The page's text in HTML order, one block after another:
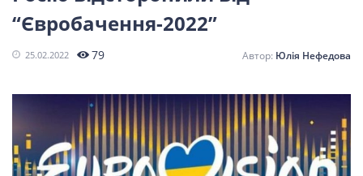
НОВИНИ УКРАЇНИ
Одеса
“Євробачення-2022”
25.02.2022 79 Юлія Нефедова